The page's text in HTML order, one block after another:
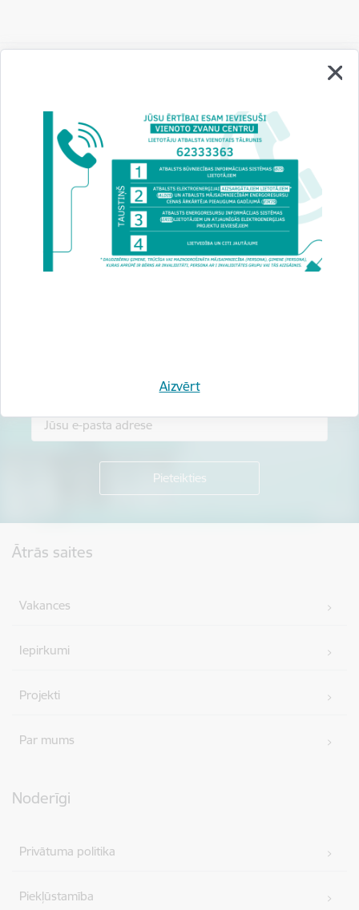
Aizvērt
Vai šī informācija bija noderīga?
Sniegt atsauksmi
Piesakies jaunumu saņemšanai savā e-pastā.
Ātrās saites
Vakances
Iepirkumi
Projekti
Par mums
Noderīgi
Privātuma politika
Piekļūstamība